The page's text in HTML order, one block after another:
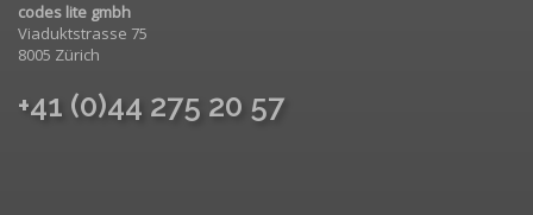
codes lite gmbh
Viaduktstrasse 75
8005 Zürich
+41 (0)44 275 20 57